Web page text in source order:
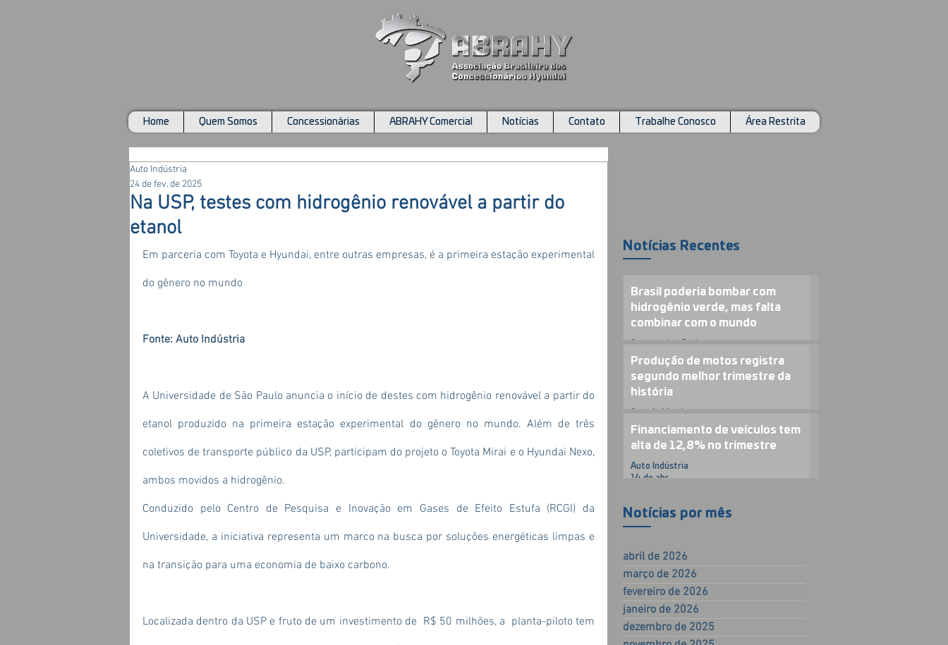
Home Quem Somos Concessionárias ABRAHY Comercial Notícias Contato Trabalhe Conosco Área Restrita
Notícias Recentes
Brasil poderia bombar com
hidrogênio verde, mas falta
combinar com o mundo
23 de abr.
Produção de motos registra
segundo melhor trimestre da
história
15 de abr.
Financiamento de veículos tem
alta de 12,8% no trimestre
Auto Indústria
14 de abr.
Notícias por mês
abril de 2026
março de 2026
fevereiro de 2026
janeiro de 2026
dezembro de 2025
Na USP, testes com hidrogênio renovável a partir do
etanol
Auto Indústria
24 de fev. de 2025
Em parceria com Toyota e Hyundai, entre outras empresas, é a primeira estação experimental
do gênero no mundo
Fonte: Auto Indústria
A Universidade de São Paulo anuncia o início de destes com hidrogênio renovável a partir do
etanol produzido na primeira estação experimental do gênero no mundo. Além de três
coletivos de transporte público da USP, participam do projeto o Toyota Mirai e o Hyundai Nexo,
ambos movidos a hidrogênio.
Conduzido pelo Centro de Pesquisa e Inovação em Gases de Efeito Estufa (RCGI) da
Universidade, a iniciativa representa um marco na busca por soluções energéticas limpas e
na transição para uma economia de baixo carbono.
Localizada dentro da USP e fruto de um investimento de  R$ 50 milhões, a  planta-piloto tem